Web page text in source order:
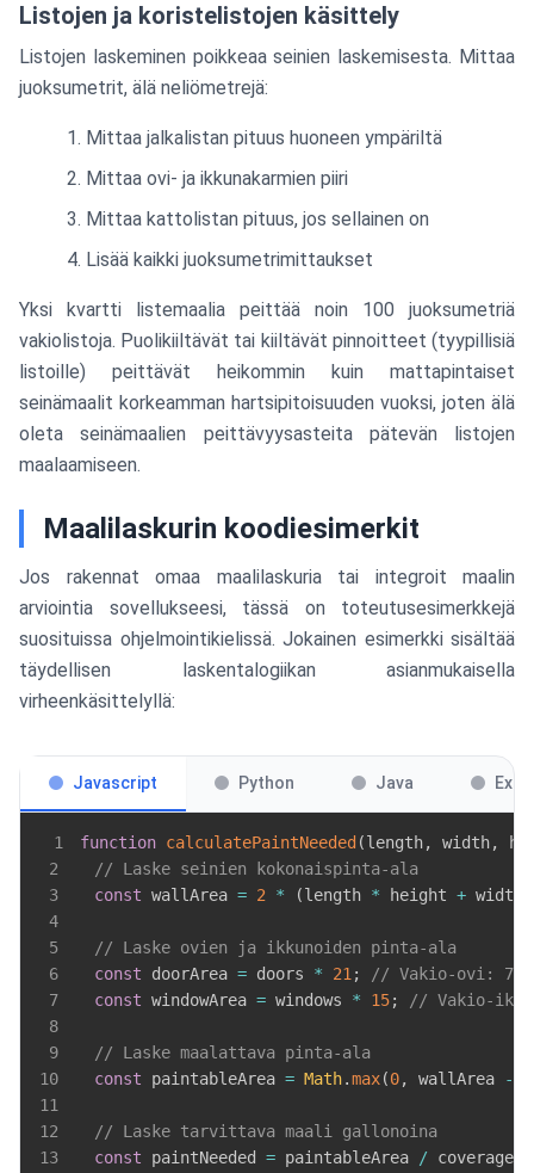
Listojen ja koristelistojen käsittely
Listojen laskeminen poikkeaa seinien laskemisesta. Mittaa
juoksumetrit, älä neliömetrejä:
Mittaa jalkalistan pituus huoneen ympäriltä
Mittaa ovi- ja ikkunakarmien piiri
Mittaa kattolistan pituus, jos sellainen on
Lisää kaikki juoksumetrimittaukset
Yksi kvartti listemaalia peittää noin 100 juoksumetriä
vakiolistoja. Puolikiiltävät tai kiiltävät pinnoitteet (tyypillisiä
listoille) peittävät heikommin kuin mattapintaiset
seinämaalit korkeamman hartsipitoisuuden vuoksi, joten älä
oleta seinämaalien peittävyysasteita pätevän listojen
maalaamiseen.
Maalilaskurin koodiesimerkit
Jos rakennat omaa maalilaskuria tai integroit maalin
arviointia sovellukseesi, tässä on toteutusesimerkkejä
suosituissa ohjelmointikielissä. Jokainen esimerkki sisältää
täydellisen laskentalogiikan asianmukaisella
virheenkäsittelyllä:
Javascript Python Java
1 function calculatePaintNeeded (length, width,
2
// Laske seinien kokonaispinta-ala
3
const wallArea = 2 * (length * height + width
4
5
// Laske ovien ja ikkunoiden pinta-ala
6
const doorArea = doors * 21;
// Vakio-ovi:
7
const windowArea = windows * 15;
// Vakio-
8
9
// Laske maalattava pinta-ala
10
const paintableArea = Math.max(0, wallArea -
11
12
// Laske tarvittava maali gallonoina
13
const paintNeeded = paintableArea /